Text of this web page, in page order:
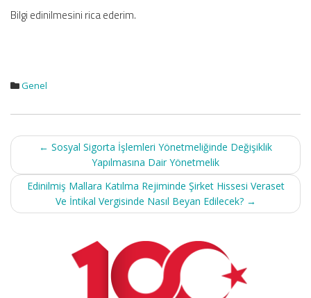
Bilgi edinilmesini rica ederim.
Genel
Post
navigation
← Sosyal Sigorta İşlemleri Yönetmeliğinde Değişiklik
Yapılmasına Dair Yönetmelik
Edinilmiş Mallara Katılma Rejiminde Şirket Hissesi Veraset
Ve İntikal Vergisinde Nasıl Beyan Edilecek? →